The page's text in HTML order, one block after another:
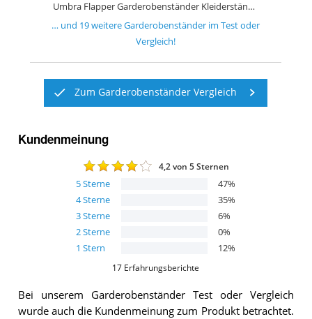
Umbra Flapper Garderobenständer Kleiderständer
… und 19weitereGarderobenständer im Test oder
Vergleich!
Zum Garderobenständer Vergleich
Kundenmeinung
4,2 von 5 Sternen
5Sterne 47%
4Sterne 35%
3Sterne 6%
2Sterne 0%
1 Stern 12%
17 Erfahrungsberichte
Bei unserem GarderobenständerTest oder Vergleich
wurde auch die Kundenmeinung zum Produkt betrachtet.